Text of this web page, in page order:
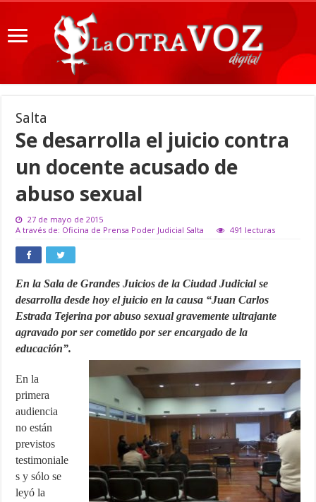
Salta
Se desarrolla el juicio contra
un docente acusado de
abuso sexual
27 de mayo de 2015
A través de: Oficina de Prensa Poder Judicial Salta
491 lecturas
En la Sala de Grandes Juicios de la Ciudad Judicial se
desarrolla desde hoy el juicio en la causa “Juan Carlos
Estrada Tejerina por abuso sexual gravemente ultrajante
agravado por ser cometido por ser encargado de la
educación”.
En la
primera
audiencia
no están
previstos
testimoniale
s y sólo se
leyó la